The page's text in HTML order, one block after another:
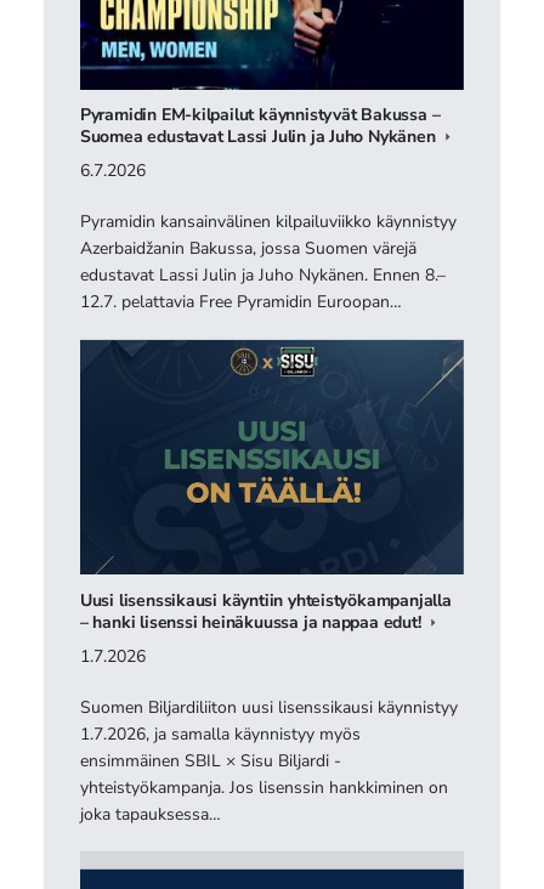
Pyramidin EM-kilpailut käynnistyvät Bakussa –
Suomea edustavat Lassi Julin ja Juho Nykänen
6.7.2026
Pyramidin kansainvälinen kilpailuviikko käynnistyy
Azerbaidžanin Bakussa, jossa Suomen värejä
edustavat Lassi Julin ja Juho Nykänen. Ennen 8.–
12.7. pelattavia Free Pyramidin Euroopan…
Uusi lisenssikausi käyntiin yhteistyökampanjalla
– hanki lisenssi heinäkuussa ja nappaa edut!
1.7.2026
Suomen Biljardiliiton uusi lisenssikausi käynnistyy
1.7.2026, ja samalla käynnistyy myös
ensimmäinen SBIL × Sisu Biljardi -
yhteistyökampanja. Jos lisenssin hankkiminen on
joka tapauksessa…